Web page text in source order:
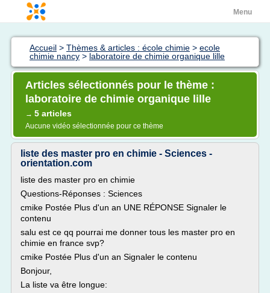
Menu
Accueil > Thèmes & articles : école chimie > ecole
chimie nancy > laboratoire de chimie organique lille
Articles sélectionnés pour le thème :
laboratoire de chimie organique lille
→ 5 articles
Aucune vidéo sélectionnée pour ce thème
liste des master pro en chimie - Sciences -
orientation.com
liste des master pro en chimie
Questions-Réponses : Sciences
cmike Postée Plus d'un an UNE RÉPONSE Signaler le
contenu
salu est ce qq pourrai me donner tous les master pro en
chimie en france svp?
cmike Postée Plus d'un an Signaler le contenu
Bonjour,
La liste va être longue: